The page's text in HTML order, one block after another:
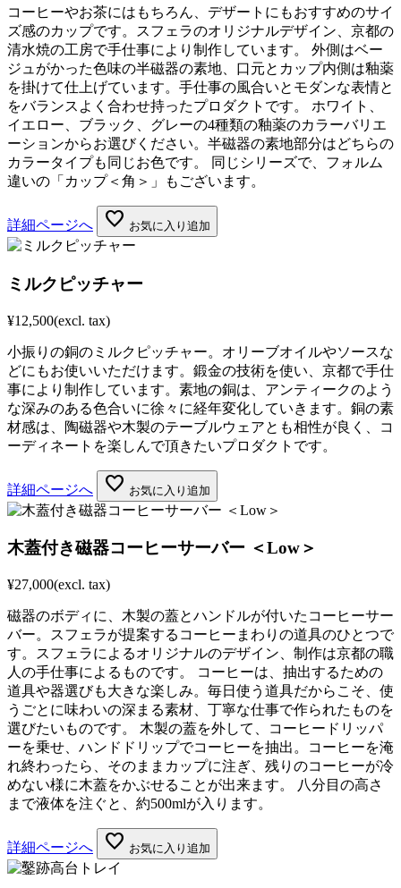
コーヒーやお茶にはもちろん、デザートにもおすすめのサイ
ズ感のカップです。スフェラのオリジナルデザイン、京都の
清水焼の工房で手仕事により制作しています。 外側はベー
ジュがかった色味の半磁器の素地、口元とカップ内側は釉薬
を掛けて仕上げています。手仕事の風合いとモダンな表情と
をバランスよく合わせ持ったプロダクトです。 ホワイト、
イエロー、ブラック、グレーの4種類の釉薬のカラーバリエ
ーションからお選びください。半磁器の素地部分はどちらの
カラータイプも同じお色です。 同じシリーズで、フォルム
違いの「カップ＜角＞」もございます。
詳細ページへ favorite お気に入り追加
ミルクピッチャー
¥12,500(excl. tax)
小振りの銅のミルクピッチャー。オリーブオイルやソースな
どにもお使いいただけます。鍛金の技術を使い、京都で手仕
事により制作しています。素地の銅は、アンティークのよう
な深みのある色合いに徐々に経年変化していきます。銅の素
材感は、陶磁器や木製のテーブルウェアとも相性が良く、コ
ーディネートを楽しんで頂きたいプロダクトです。
詳細ページへ favorite お気に入り追加
木蓋付き磁器コーヒーサーバー ＜Low＞
¥27,000(excl. tax)
磁器のボディに、木製の蓋とハンドルが付いたコーヒーサー
バー。スフェラが提案するコーヒーまわりの道具のひとつで
す。スフェラによるオリジナルのデザイン、制作は京都の職
人の手仕事によるものです。 コーヒーは、抽出するための
道具や器選びも大きな楽しみ。毎日使う道具だからこそ、使
うごとに味わいの深まる素材、丁寧な仕事で作られたものを
選びたいものです。 木製の蓋を外して、コーヒードリッパ
ーを乗せ、ハンドドリップでコーヒーを抽出。コーヒーを淹
れ終わったら、そのままカップに注ぎ、残りのコーヒーが冷
めない様に木蓋をかぶせることが出来ます。 八分目の高さ
まで液体を注ぐと、約500mlが入ります。
詳細ページへ favorite お気に入り追加